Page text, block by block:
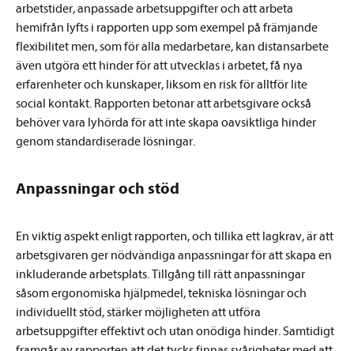
arbetstider, anpassade arbetsuppgifter och att arbeta
hemifrån lyfts i rapporten upp som exempel på främjande
flexibilitet men, som för alla medarbetare, kan distansarbete
även utgöra ett hinder för att utvecklas i arbetet, få nya
erfarenheter och kunskaper, liksom en risk för alltför lite
social kontakt. Rapporten betonar att arbetsgivare också
behöver vara lyhörda för att inte skapa oavsiktliga hinder
genom standardiserade lösningar.
Anpassningar och stöd
En viktig aspekt enligt rapporten, och tillika ett lagkrav, är att
arbetsgivaren ger nödvändiga anpassningar för att skapa en
inkluderande arbetsplats. Tillgång till rätt anpassningar
såsom ergonomiska hjälpmedel, tekniska lösningar och
individuellt stöd, stärker möjligheten att utföra
arbetsuppgifter effektivt och utan onödiga hinder. Samtidigt